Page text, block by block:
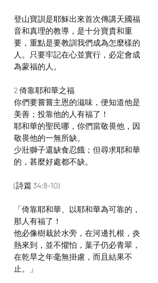
登山寶訓是耶穌出來首次傳講天國福
音和真理的教導，是十分寶貴和重
要，重點是要教訓我們成為怎麼樣的
人。只要牢記在心並實行，必定會成
為蒙福的人。
2 倚靠耶和華之福
你們要嘗嘗主恩的滋味，便知道他是
美善；投靠他的人有福了！
耶和華的聖民哪，你們當敬畏他，因
敬畏他的一無所缺。
少壯獅子還缺食忍餓；但尋求耶和華
的，甚麼好處都不缺。
(詩篇 34:8-10)
「倚靠耶和華、以耶和華為可靠的，
那人有福了！
他必像樹栽於水旁，在河邊扎根，炎
熱來到，並不懼怕，葉子仍必青翠，
在乾旱之年毫無掛慮，而且結果不
止。」